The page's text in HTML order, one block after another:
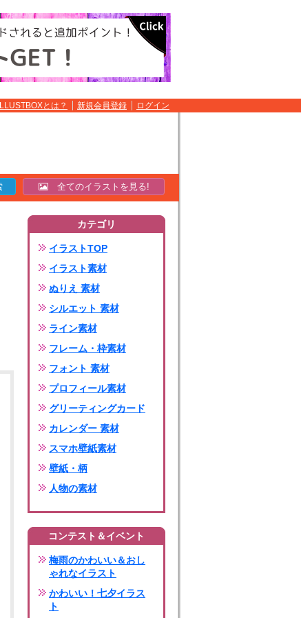
ILLUSTBOXとは？ 新規会員登録 ログイン
全てのイラストを見る!
カテゴリ
イラストTOP
イラスト素材
ぬりえ 素材
シルエット 素材
ライン素材
フレーム・枠素材
フォント 素材
プロフィール素材
グリーティングカード
カレンダー 素材
スマホ壁紙素材
壁紙・柄
人物の素材
コンテスト＆イベント
梅雨のかわいい＆おし
ゃれなイラスト
かわいい！七夕イラス
ト